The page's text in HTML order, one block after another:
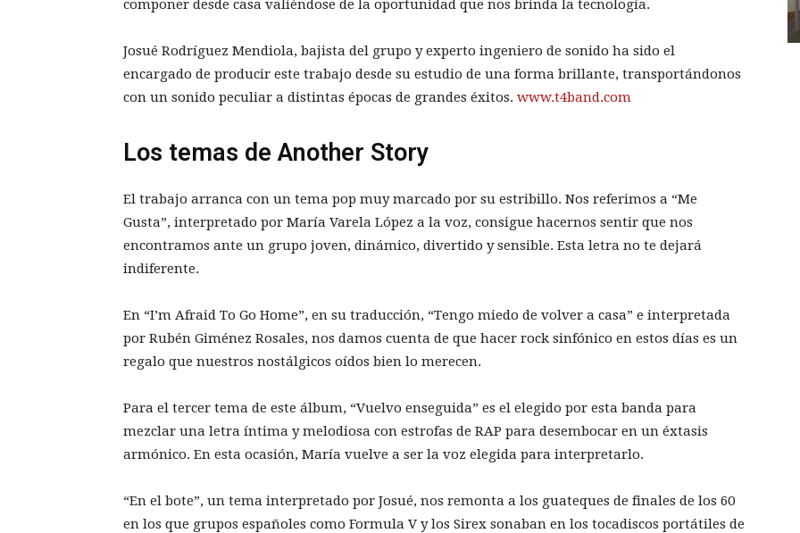
componer desde casa valiéndose de la oportunidad que nos brinda la tecnología.
Josué Rodríguez Mendiola, bajista del grupo y experto ingeniero de sonido ha sido el
encargado de producir este trabajo desde su estudio de una forma brillante, transportándonos
con un sonido peculiar a distintas épocas de grandes éxitos. www.t4band.com
Los temas de Another Story
El trabajo arranca con un tema pop muy marcado por su estribillo. Nos referimos a “Me
Gusta”, interpretado por María Varela López a la voz, consigue hacernos sentir que nos
encontramos ante un grupo joven, dinámico, divertido y sensible. Esta letra no te dejará
indiferente.
En “I’m Afraid To Go Home”, en su traducción, “Tengo miedo de volver a casa” e interpretada
por Rubén Giménez Rosales, nos damos cuenta de que hacer rock sinfónico en estos días es un
regalo que nuestros nostálgicos oídos bien lo merecen.
Para el tercer tema de este álbum, “Vuelvo enseguida” es el elegido por esta banda para
mezclar una letra íntima y melodiosa con estrofas de RAP para desembocar en un éxtasis
armónico. En esta ocasión, María vuelve a ser la voz elegida para interpretarlo.
“En el bote”, un tema interpretado por Josué, nos remonta a los guateques de finales de los 60
en los que grupos españoles como Formula V y los Sirex sonaban en los tocadiscos portátiles de